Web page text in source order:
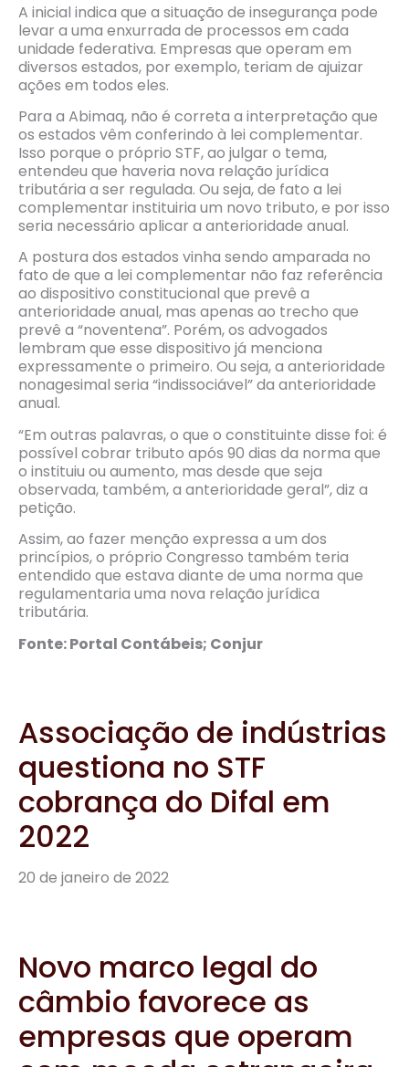
A inicial indica que a situação de insegurança pode
levar a uma enxurrada de processos em cada
unidade federativa. Empresas que operam em
diversos estados, por exemplo, teriam de ajuizar
ações em todos eles.
Para a Abimaq, não é correta a interpretação que
os estados vêm conferindo à lei complementar.
Isso porque o próprio STF, ao julgar o tema,
entendeu que haveria nova relação jurídica
tributária a ser regulada. Ou seja, de fato a lei
complementar instituiria um novo tributo, e por isso
seria necessário aplicar a anterioridade anual.
A postura dos estados vinha sendo amparada no
fato de que a lei complementar não faz referência
ao dispositivo constitucional que prevê a
anterioridade anual, mas apenas ao trecho que
prevê a “noventena”. Porém, os advogados
lembram que esse dispositivo já menciona
expressamente o primeiro. Ou seja, a anterioridade
nonagesimal seria “indissociável” da anterioridade
anual.
“Em outras palavras, o que o constituinte disse foi: é
possível cobrar tributo após 90 dias da norma que
o instituiu ou aumento, mas desde que seja
observada, também, a anterioridade geral”, diz a
petição.
Assim, ao fazer menção expressa a um dos
princípios, o próprio Congresso também teria
entendido que estava diante de uma norma que
regulamentaria uma nova relação jurídica
tributária.
Fonte: Portal Contábeis; Conjur
Associação de indústrias
questiona no STF
cobrança do Difal em
2022
20 de janeiro de 2022
Novo marco legal do
câmbio favorece as
empresas que operam